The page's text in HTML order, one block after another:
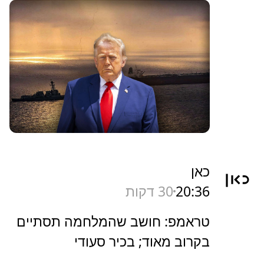
כאן
20:3630 דקות
טראמפ: חושב שהמלחמה תסתיים
בקרוב מאוד; בכיר סעודי